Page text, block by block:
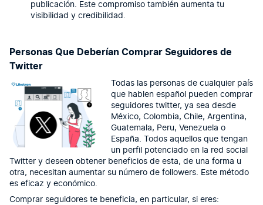
publicación. Este compromiso también aumenta tu
visibilidad y credibilidad.
Personas Que Deberían Comprar Seguidores de
Twitter
Todas las personas de cualquier país
que hablen español pueden comprar
seguidores twitter, ya sea desde
México, Colombia, Chile, Argentina,
Guatemala, Peru, Venezuela o
España. Todos aquellos que tengan
un perfil potenciado en la red social
Twitter y deseen obtener beneficios de esta, de una forma u
otra, necesitan aumentar su número de followers. Este método
es eficaz y económico.
Comprar seguidores te beneficia, en particular, si eres: